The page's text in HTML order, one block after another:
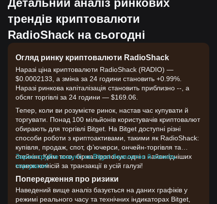
Детальний аналіз ринкових
трендів криптовалюти
RadioShack на сьогодні
Огляд ринку криптовалюти RadioShack
Наразі ціна криптовалюти RadioShack (RADIO) —
$0.0002133, а зміна за 24 години становить +0.99%.
Наразі ринкова капіталізація становить приблизно --, а
обсяг торгівлі за 24 години — $169.06.
Тепер, коли ви розумієте ринок, настав час купувати й
торгувати. Понад 100 мільйонів користувачів криптовалют
обирають для торгівлі Bitget. На Bitget доступні різні
способи роботи з криптоактивами, такими як RadioShack:
купівля, продаж, спот, ф’ючерси, ончейн-торгівля та
стейкінг. Крім того, біржа пропонує одні з найвигідніших
ставок комісій за транзакції в усій галузі!
Зареєструйте акаунт на Bitget безплатно й почніть
торгувати!
Попередження про ризики
Наведений вище аналіз базується на даних графіків у
режимі реального часу та технічних індикаторах Bitget,